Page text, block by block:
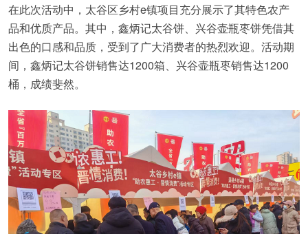
在此次活动中，太谷区乡村e镇项目充分展示了其特色农产
品和优质产品。其中，鑫炳记太谷饼、兴谷壶瓶枣饼凭借其
出色的口感和品质，受到了广大消费者的热烈欢迎。活动期
间，鑫炳记太谷饼销售达1200箱、兴谷壶瓶枣销售达1200
桶，成绩斐然。